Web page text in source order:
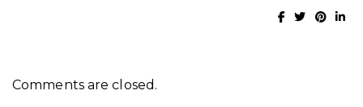
Comments are closed.